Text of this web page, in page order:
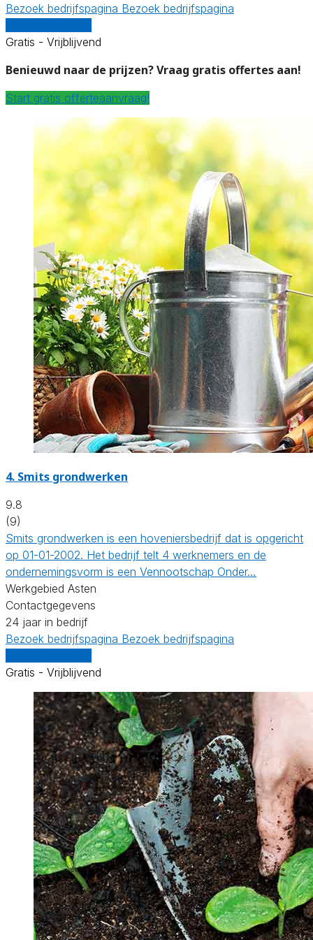
Bezoek bedrijfspagina Bezoek bedrijfspagina
Gratis - Vrijblijvend
Benieuwd naar de prijzen? Vraag gratis offertes aan!
Start gratis offerteaanvraag!
4. Smits grondwerken
9.8
(9)
Smits grondwerken is een hoveniersbedrijf dat is opgericht
op 01-01-2002. Het bedrijf telt 4 werknemers en de
ondernemingsvorm is een Vennootschap Onder…
Werkgebied Asten
Contactgegevens
24 jaar in bedrijf
Bezoek bedrijfspagina Bezoek bedrijfspagina
Gratis - Vrijblijvend